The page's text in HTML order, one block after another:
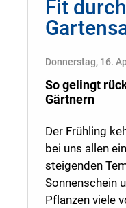
Fit
Donnerstag, 16.
So gelingt
Gärtnern
Der Frühling
bei uns allen
steigenden
Sonnenschein
Pflanzen viele